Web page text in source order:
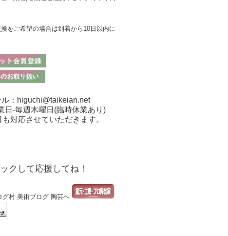
をご希望の場合は到着から10日以内に
：higuchi@taikeian.net
-毎週木曜日(臨時休業あり)
対応させていただきます。
クして応援してね！